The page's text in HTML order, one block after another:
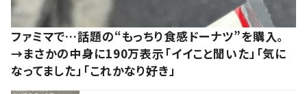
ファミマで…話題の“もっちり食感ドーナツ”を購入。
→まさかの中身に190万表示「イイこと聞いた」「気に
なってました」「これかなり好き」